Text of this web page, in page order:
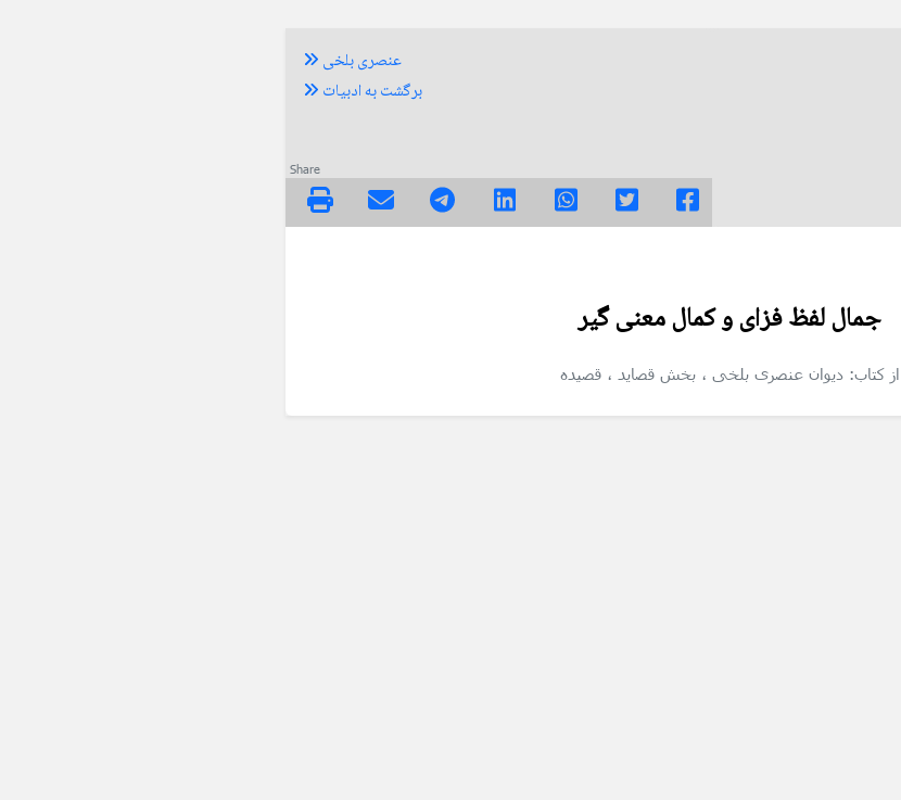
عنصری بلخی
برگشت به ادبیات
Share
جمال لفظ فزای و کمال معنی گیر
از کتاب: دیوان عنصری بلخی ، بخش قصاید ، قصیده